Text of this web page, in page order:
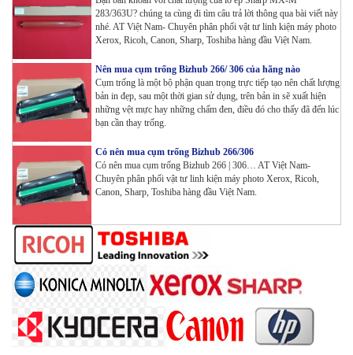
Máy in Laser Đơn năng G&G GP4200DW in Đảo mặt ,
Tham Khảo
Máy in Laser Đơn năng G&G GP3300DW in Đảo mặt ,
Wifi
Tham Khảo
Máy in Đa chức năng G&G GM3310DW in , scan ,
Copy , Wifi , Lan
Tham Khảo
Mực ống Ricoh MP 3554 _MP 2554 | 2555 | 3054 |
3554 | 3055 | 3555 | 4054 | 5054 | 6054 | 4055 | 5055 |
6055 | IM 2500 | IM 3000 | IM 3500 | IM 4000 | IM
5000 | IM 6000_ MP3554_700G_BIASDO
Tham Khảo
Mực in HP LaserJet Enterprise M610dn | M611dn |
M611x | M612dn | M612x | MFP M634 | MFP M635 |
MFP M636_W1470A (10.5K)_ Có chip_HALLOYA
283/363U? chúng ta cùng đi tìm câu trả lời thông qua bài viết này
nhé. AT Việt Nam- Chuyên phân phối vật tư linh kiện máy photo
Xerox, Ricoh, Canon, Sharp, Toshiba hàng đầu Việt Nam.
Nên mua cụm trống Bizhub 266/ 306 của hãng nào
Cụm trống là một bộ phận quan trọng trực tiếp tạo nên chất lượng
bản in đẹp, sau một thời gian sử dụng, trên bản in sẽ xuất hiện
những vệt mực hay những chấm đen, điều đó cho thấy đã đến lúc
bạn cần thay trống.
Có nên mua cụm trống Bizhub 266/306
Có nên mua cụm trống Bizhub 266 | 306… AT Việt Nam-
Chuyên phân phối vật tư linh kiện máy photo Xerox, Ricoh,
Canon, Sharp, Toshiba hàng đầu Việt Nam.